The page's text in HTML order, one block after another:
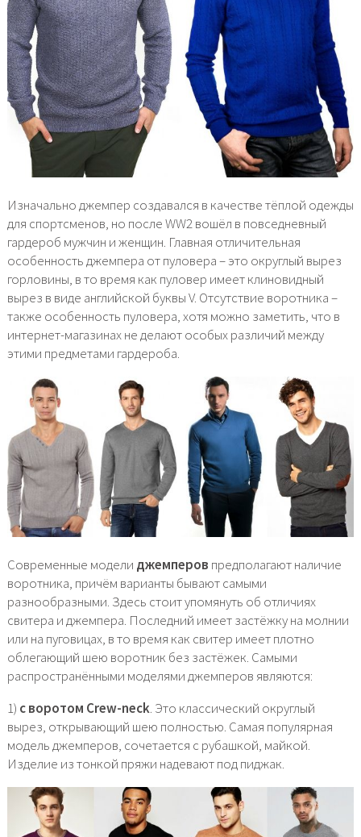
Изначально джемпер создавался в качестве тёплой одежды
для спортсменов, но после WW2 вошёл в повседневный
гардероб мужчин и женщин. Главная отличительная
особенность джемпера от пуловера – это округлый вырез
горловины, в то время как пуловер имеет клиновидный
вырез в виде английской буквы V. Отсутствие воротника –
также особенность пуловера, хотя можно заметить, что в
интернет-магазинах не делают особых различий между
этими предметами гардероба.
Современные модели джемперов предполагают наличие
воротника, причём варианты бывают самыми
разнообразными. Здесь стоит упомянуть об отличиях
свитера и джемпера. Последний имеет застёжку на молнии
или на пуговицах, в то время как свитер имеет плотно
облегающий шею воротник без застёжек. Самыми
распространёнными моделями джемперов являются:
1) с воротом Crew-neck. Это классический округлый
вырез, открывающий шею полностью. Самая популярная
модель джемперов, сочетается с рубашкой, майкой.
Изделие из тонкой пряжи надевают под пиджак.